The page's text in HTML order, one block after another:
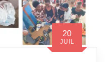
20
JUIL